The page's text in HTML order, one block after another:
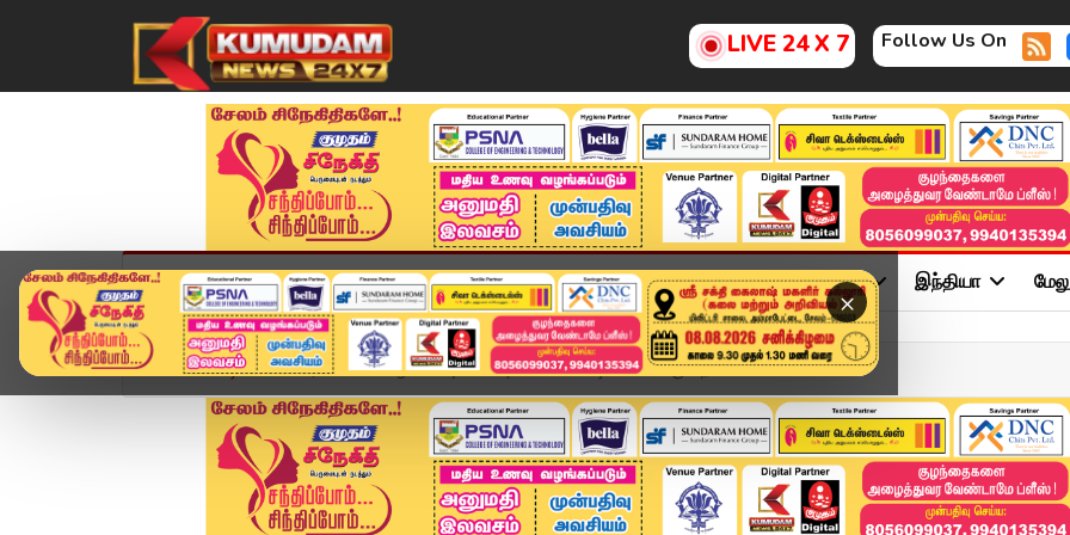
LIVE 24 X 7 Follow Us On
×
முகப்பு விளையாட்டு அண்மை தமிழ்நாடு சினிமா அரசியல் விளையாட்டு இந்தியா
Home வீடியோ ஸ்டோரி Fastag Yearly Pass | சுங்கச் சாவடிக்கான வருடாந்...